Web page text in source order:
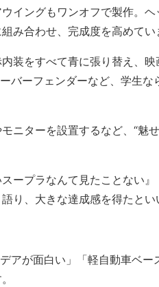
イングもワンオフで製作。ヘ
み合わせ、完成度を高めてい
装をすべて青に張り替え、映
バーフェンダーなど、学生な
ニターを設置するなど、“魅
ープラなんて見たことない』
り、大きな達成感を得たとい
アが面白い」「軽自動車ベー